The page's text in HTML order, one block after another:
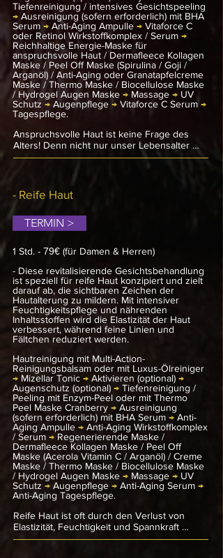
Tiefenreinigung / intensives Gesichtspeeling
→ Ausreinigung (sofern erforderlich) mit BHA
Serum → Anti-Aging Ampulle → Vitaforce C
oder Retinol Wirkstoffkomplex / Serum →
Reichhaltige Energie-Maske für
anspruchsvolle Haut / Dermafleece Kollagen
Maske / Peel Off Maske (Spirulina / Goji /
Arganöl) / Anti-Aging oder Granatapfelcreme
Maske / Thermo Maske / Biocellulose Maske
/ Hydrogel Augen Maske → Massage → UV
Schutz → Augenpflege → Vitaforce C Serum →
Tagespflege.
Anspruchsvolle Haut ist keine Frage des
Alters! Denn nicht nur unser Lebensalter
bestimmt den Alterungsprozess unserer
Haut. Auch Umweltfaktoren wie UV-
Strahlung, Stress oder eine ungesunde
Ernährung können schon in jungen Jahren
zu mangelnder Hautstabilität, Elastizitäts- und
blass, müde und neigt zu Trockenheit.
Diese Behandlung schützt und pflegt
anspruchsvolle Haut jetzt noch intensiver.
Jedes Pflegeprodukt zeichnet sich durch
einen ausgewogenen Fett- und
Feuchtigkeitsanteil aus und unterstützt so
die natürliche Hautfunktion. Selbst bei
äußeren Belastungen wie trockener Luft,
Wärme oder Kälte bleibt die anspruchsvolle
Haut geschmeidig und widerstandsfähig.
Aktive Wirkstoffe ziehen tief in die Haut ein,
füllen ihre Feuchtigkeitsdepots auf und
stabilisieren ihre Schutzfunktion. Das
Ergebnis ist eine deutlich vitalere,
jugendlich-frische und rosige Haut!
- Reife Haut
TERMIN >
1 Std. - 79€ (für Damen & Herren)
- Diese revitalisierende Gesichtsbehandlung
ist speziell für reife Haut konzipiert und zielt
darauf ab, die sichtbaren Zeichen der
Hautalterung zu mildern. Mit intensiver
Feuchtigkeitspflege und nährenden
Inhaltsstoffen wird die Elastizität der Haut
verbessert, während feine Linien und
Fältchen reduziert werden.
Hautreinigung mit Multi-Action-
Reinigungsbalsam oder mit Luxus-Ölreiniger
→ Mizellar Tonic → Aktivieren (optional) →
Augenschutz (optional) → Tiefenreinigung /
Peeling mit Enzym-Peel oder mit Thermo
Peel Maske Cranberry → Ausreinigung
(sofern erforderlich) mit BHA Serum → Anti-
Aging Ampulle → Anti-Aging Wirkstoffkomplex
/ Serum → Regenerierende Maske /
Dermafleece Kollagen Maske / Peel Off
Maske (Acerola Vitamin C / Arganöl) / Creme
Maske / Thermo Maske / Biocellulose Maske
/ Hydrogel Augen Maske → Massage → UV
Schutz → Augenpflege → Anti-Aging Serum →
Anti-Aging Tagespflege.
Reife Haut ist oft durch den Verlust von
Elastizität, Feuchtigkeit und Spannkraft
gekennzeichnet. Sie kann feine Linien,